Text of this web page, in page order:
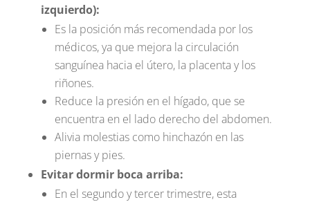
izquierdo):
Es la posición más recomendada por los
médicos, ya que mejora la circulación
sanguínea hacia el útero, la placenta y los
riñones.
Reduce la presión en el hígado, que se
encuentra en el lado derecho del abdomen.
Alivia molestias como hinchazón en las
piernas y pies.
Evitar dormir boca arriba:
En el segundo y tercer trimestre, esta